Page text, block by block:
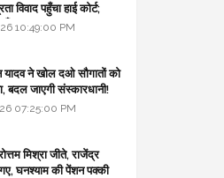
विवाद पहुँचा हाई कोर्ट;
जवाब
10:49:00 PM
यादव ने खोल दओ सौगातों को
बदल जाएगी संस्कारधानी!
07:25:00 PM
मिश्रा जीते, राजेंद्र
गए, घनश्याम की पेंशन पक्की